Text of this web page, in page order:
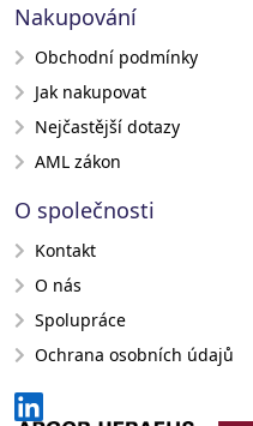
Nakupování
Obchodní podmínky
Jak nakupovat
Nejčastější dotazy
AML zákon
O společnosti
Kontakt
O nás
Spolupráce
Ochrana osobních údajů